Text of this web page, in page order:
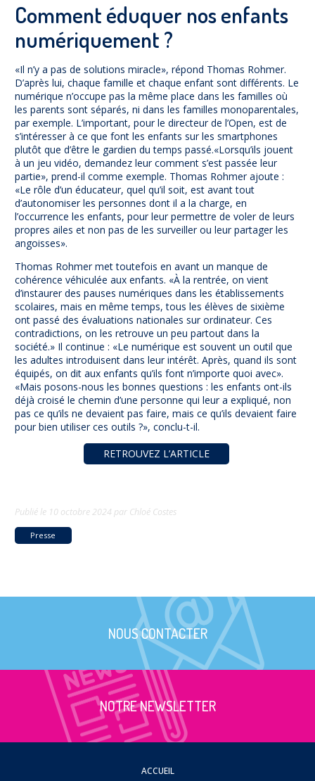
Comment éduquer nos enfants
numériquement ?
«Il n’y a pas de solutions miracle», répond Thomas Rohmer.
D’après lui, chaque famille et chaque enfant sont différents. Le
numérique n’occupe pas la même place dans les familles où
les parents sont séparés, ni dans les familles monoparentales,
par exemple. L’important, pour le directeur de l’Open, est de
s’intéresser à ce que font les enfants sur les smartphones
plutôt que d’être le gardien du temps passé.«Lorsqu’ils jouent
à un jeu vidéo, demandez leur comment s’est passée leur
partie», prend-il comme exemple. Thomas Rohmer ajoute :
«Le rôle d’un éducateur, quel qu’il soit, est avant tout
d’autonomiser les personnes dont il a la charge, en
l’occurrence les enfants, pour leur permettre de voler de leurs
propres ailes et non pas de les surveiller ou leur partager les
angoisses».
Thomas Rohmer met toutefois en avant un manque de
cohérence véhiculée aux enfants. «À la rentrée, on vient
d’instaurer des pauses numériques dans les établissements
scolaires, mais en même temps, tous les élèves de sixième
ont passé des évaluations nationales sur ordinateur. Ces
contradictions, on les retrouve un peu partout dans la
société.» Il continue : «Le numérique est souvent un outil que
les adultes introduisent dans leur intérêt. Après, quand ils sont
équipés, on dit aux enfants qu’ils font n’importe quoi avec».
«Mais posons-nous les bonnes questions : les enfants ont-ils
déjà croisé le chemin d’une personne qui leur a expliqué, non
pas ce qu’ils ne devaient pas faire, mais ce qu’ils devaient faire
pour bien utiliser ces outils ?», conclu-t-il.
RETROUVEZ L’ARTICLE
Publié le 10 octobre 2024 par Chloé Costes
Presse
NOUS CONTACTER
NOTRE NEWSLETTER
ACCUEIL